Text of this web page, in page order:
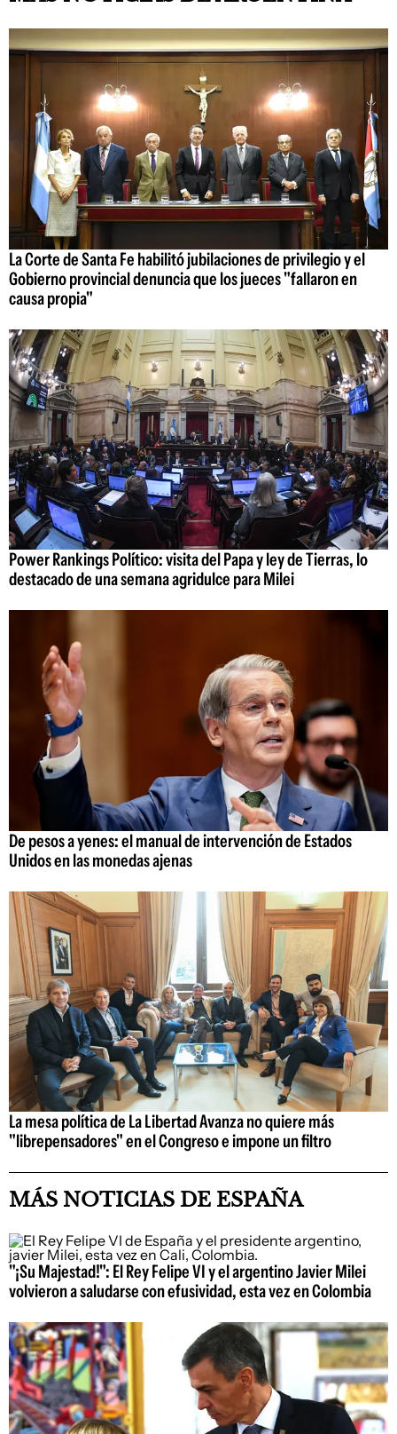
La Corte de Santa Fe habilitó jubilaciones de privilegio y el
Gobierno provincial denuncia que los jueces "fallaron en
causa propia"
Power Rankings Político: visita del Papa y ley de Tierras, lo
destacado de una semana agridulce para Milei
De pesos a yenes: el manual de intervención de Estados
Unidos en las monedas ajenas
La mesa política de La Libertad Avanza no quiere más
"librepensadores" en el Congreso e impone un filtro
MÁS NOTICIAS DE ESPAÑA
"¡Su Majestad!": El Rey Felipe VI y el argentino Javier Milei
volvieron a saludarse con efusividad, esta vez en Colombia